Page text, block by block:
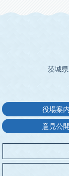
茨城
役場案内
意見公開